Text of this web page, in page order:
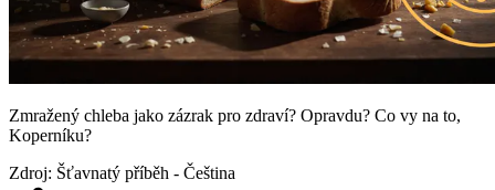
Zmražený chleba jako zázrak pro zdraví? Opravdu? Co vy na to,
Koperníku?
Zdroj: Šťavnatý příběh - Čeština